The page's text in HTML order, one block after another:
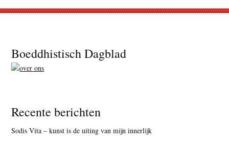
Footer
Boeddhistisch Dagblad
Recente berichten
Sodis Vita – kunst is de uiting van mijn innerlijk